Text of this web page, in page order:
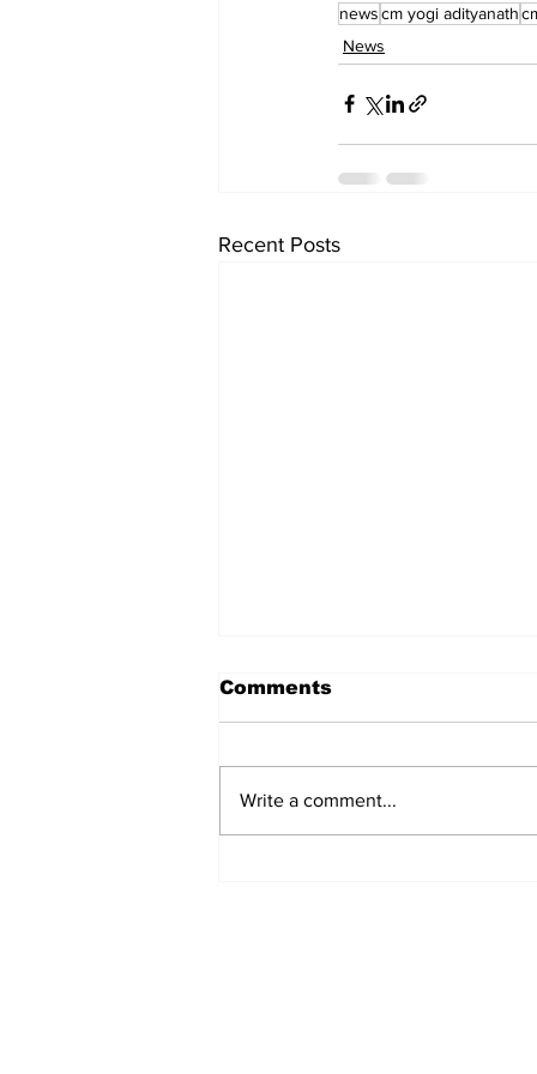
newscm yogi adityanath
News
Recent Posts
Comments
Write a comment...